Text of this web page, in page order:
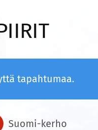
tapahtumaa.
Suomi-kerho